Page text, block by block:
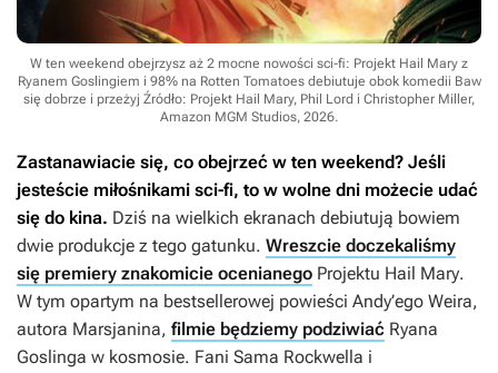
W ten weekend obejrzysz aż 2 mocne nowości sci-fi: Projekt Hail Mary z
Ryanem Goslingiem i 98% na Rotten Tomatoes debiutuje obok komedii Baw
się dobrze i przeżyj Źródło: Projekt Hail Mary, Phil Lord i Christopher Miller,
Amazon MGM Studios, 2026.
Zastanawiacie się, co obejrzeć w ten weekend? Jeśli
jesteście miłośnikami sci-fi, to w wolne dni możecie udać
się do kina. Dziś na wielkich ekranach debiutują bowiem
dwie produkcje z tego gatunku. Wreszcie doczekaliśmy
się premiery znakomicie ocenianego Projektu Hail Mary.
W tym opartym na bestsellerowej powieści Andy’ego Weira,
autora Marsjanina, filmie będziemy podziwiać Ryana
Goslinga w kosmosie. Fani Sama Rockwella i